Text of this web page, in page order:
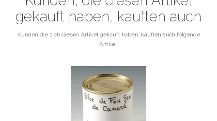
gekauft haben, kauften auch
Kunden die sich diesen Artikel gekauft haben, kauften auch folgende
Artikel.